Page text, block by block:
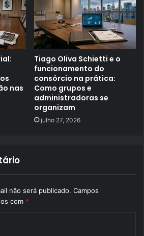
nas
Tiago Oliva Schietti e o
funcionamento do
consórcio na prática:
Como grupos e
administradoras se
organizam
julho 27, 2026
não será publicado. Campos
com *